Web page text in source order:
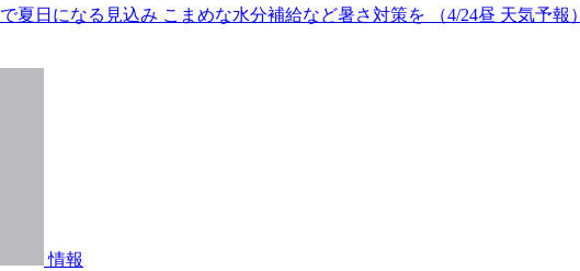
夏日になる見込み こまめな水分補給など暑さ対策を （4/24昼 天気予報）
情報